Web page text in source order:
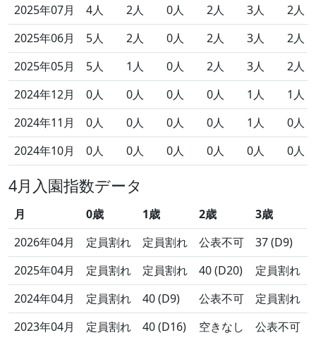
2025年07月
4人 2人 0人 2人 3人
2人
2025年06月
5人 2人 0人 2人 3人
2人
2025年05月
5人 1人 0人 2人 3人
2人
2024年12月
0人 0人 0人 0人 1人
1人
2024年11月
0人 0人 0人 0人 1人
0人
2024年10月
0人 0人 0人 0人 0人 0人
4月入園指数データ
月 0歳 1歳 2歳 3歳
2026年04月
定員割れ 定員割れ 公表不可 37 (D9)
2025年04月
定員割れ 定員割れ 40 (D20) 定員割れ
2024年04月
定員割れ 40 (D9) 公表不可 定員割れ
2023年04月
定員割れ 40 (D16) 空きなし 公表不可